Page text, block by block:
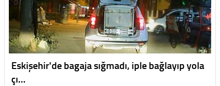
Eskişehir'de bagaja sığmadı, iple bağlayıp yola
çı…